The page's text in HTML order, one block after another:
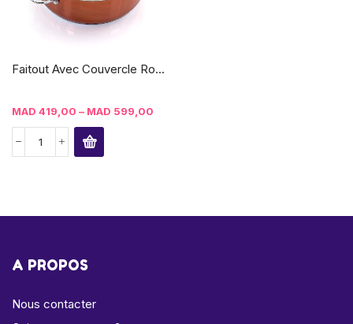
Faitout Avec Couvercle Ro...
MAD 419,00 – MAD 599,00
A PROPOS
Nous contacter